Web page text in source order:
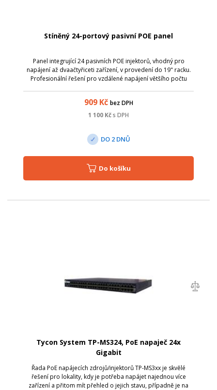
Stíněný 24-portový pasivní POE panel
Panel integrující 24 pasivních POE injektorů, vhodný pro
napájení až dvaačtyřiceti zařízení, v provedení do 19" racku.
Profesionální řešení pro vzdálené napájení většího počtu
909Kč bez DPH
1 100 Kčs DPH
DO 2 DNŮ
Do košíku
Tycon System TP-MS324, PoE napaječ 24x
Gigabit
Řada PoE napájecích zdrojů/injektorů TP-MS3xx je skvělé
řešení pro lokality, kdy je potřeba napájet najednou více
zařízení a přitom mít přehled o jejich stavu, případně je na